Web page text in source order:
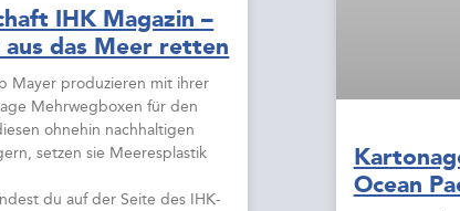
IHK Magazin –
aus das Meer retten
Mayer produzieren mit ihrer
Mehrwegboxen für den
ohnehin nachhaltigen
setzen sie Meeresplastik
du auf der Seite des IHK-
Ocean